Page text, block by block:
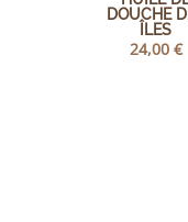
DOUCHE
ÎLES
24,00 €